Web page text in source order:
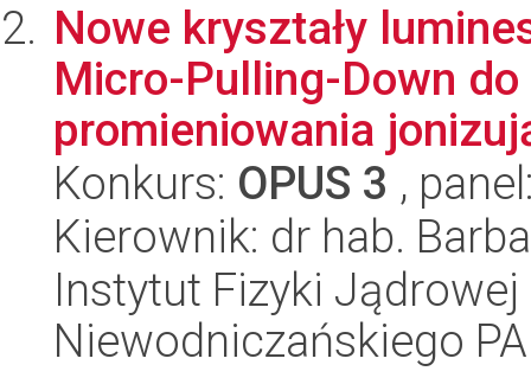
Nowe kryształy
Micro-Pulling-Down
promieniowania
Konkurs: OPUS 3 ,
Kierownik: dr hab.
Instytut Fizyki
Niewodniczańskiego